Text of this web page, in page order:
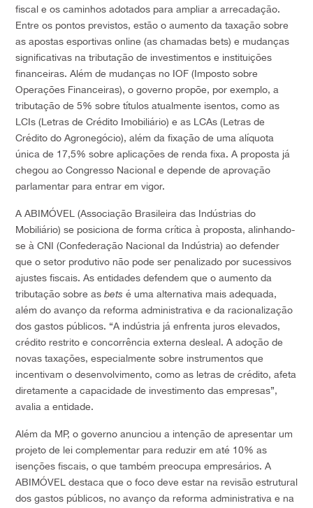
fiscal e os caminhos adotados para ampliar a arrecadação.
Entre os pontos previstos, estão o aumento da taxação sobre
as apostas esportivas online (as chamadas bets) e mudanças
significativas na tributação de investimentos e instituições
financeiras. Além de mudanças no IOF (Imposto sobre
Operações Financeiras), o governo propõe, por exemplo, a
tributação de 5% sobre títulos atualmente isentos, como as
LCIs (Letras de Crédito Imobiliário) e as LCAs (Letras de
Crédito do Agronegócio), além da fixação de uma alíquota
única de 17,5% sobre aplicações de renda fixa. A proposta já
chegou ao Congresso Nacional e depende de aprovação
parlamentar para entrar em vigor.
A ABIMÓVEL (Associação Brasileira das Indústrias do
Mobiliário) se posiciona de forma crítica à proposta, alinhando-
se à CNI (Confederação Nacional da Indústria) ao defender
que o setor produtivo não pode ser penalizado por sucessivos
ajustes fiscais. As entidades defendem que o aumento da
tributação sobre as bets é uma alternativa mais adequada,
além do avanço da reforma administrativa e da racionalização
dos gastos públicos. “A indústria já enfrenta juros elevados,
crédito restrito e concorrência externa desleal. A adoção de
novas taxações, especialmente sobre instrumentos que
incentivam o desenvolvimento, como as letras de crédito, afeta
diretamente a capacidade de investimento das empresas”,
avalia a entidade.
Além da MP, o governo anunciou a intenção de apresentar um
projeto de lei complementar para reduzir em até 10% as
isenções fiscais, o que também preocupa empresários. A
ABIMÓVEL destaca que o foco deve estar na revisão estrutural
dos gastos públicos, no avanço da reforma administrativa e na